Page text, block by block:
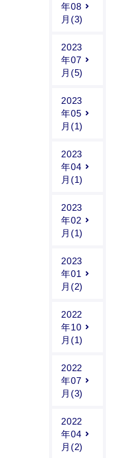
年08
月(3)
2023
年07
月(5)
2023
年05
月(1)
2023
年04
月(1)
2023
年02
月(1)
2023
年01
月(2)
2022
年10
月(1)
2022
年07
月(3)
2022
年04
月(2)